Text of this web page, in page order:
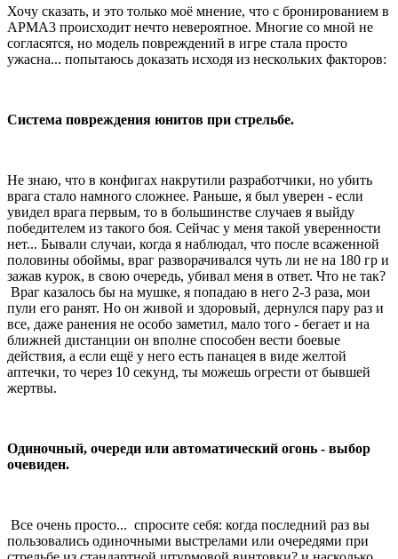
Хочу сказать, и это только моё мнение, что с бронированием в
АРМА3 происходит нечто невероятное. Многие со мной не
согласятся, но модель повреждений в игре стала просто
ужасна... попытаюсь доказать исходя из нескольких факторов:
Система повреждения юнитов при стрельбе.
Не знаю, что в конфигах накрутили разработчики, но убить
врага стало намного сложнее. Раньше, я был уверен - если
увидел врага первым, то в большинстве случаев я выйду
победителем из такого боя. Сейчас у меня такой уверенности
нет... Бывали случаи, когда я наблюдал, что после всаженной
половины обоймы, враг разворачивался чуть ли не на 180 гр и
зажав курок, в свою очередь, убивал меня в ответ. Что не так?
Враг казалось бы на мушке, я попадаю в него 2-3 раза, мои
пули его ранят. Но он живой и здоровый, дернулся пару раз и
все, даже ранения не особо заметил, мало того - бегает и на
ближней дистанции он вполне способен вести боевые
действия, а если ещё у него есть панацея в виде желтой
аптечки, то через 10 секунд, ты можешь огрести от бывшей
жертвы.
Одиночный, очереди или автоматический огонь - выбор
очевиден.
Все очень просто... спросите себя: когда последний раз вы
пользовались одиночными выстрелами или очередями при